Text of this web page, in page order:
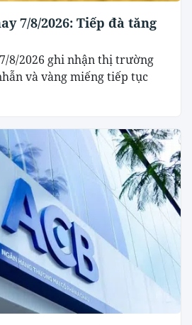
7/8/2026: Tiếp đà tăng
8/2026 ghi nhận thị trường
và vàng miếng tiếp tục